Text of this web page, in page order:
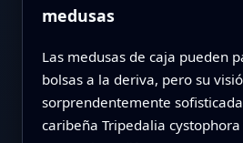
medusas
Las medusas de caja pueden
bolsas a la deriva, pero su
sorprendentemente
caribeña Tripedalia